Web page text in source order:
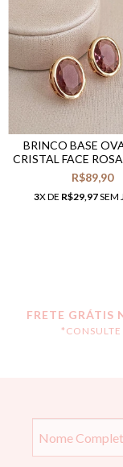
BRINCO BASE
CRISTAL FACE
R$89,90
3X DE R$29,97SEM
FRETE GRÁTIS